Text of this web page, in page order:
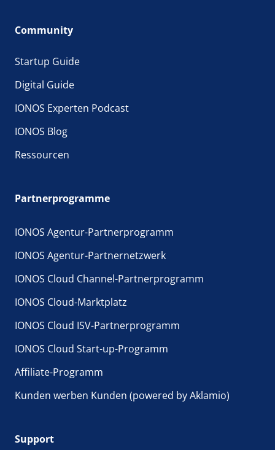
Community
Startup Guide
Digital Guide
IONOS Experten Podcast
IONOS Blog
Ressourcen
Partnerprogramme
IONOS Agentur-Partnerprogramm
IONOS Agentur-Partnernetzwerk
IONOS Cloud Channel-Partnerprogramm
IONOS Cloud-Marktplatz
IONOS Cloud ISV-Partnerprogramm
IONOS Cloud Start-up-Programm
Affiliate-Programm
Kunden werben Kunden (powered by Aklamio)
Support